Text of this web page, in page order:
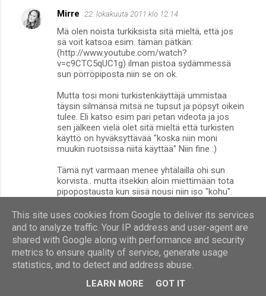
Mirre 22. lokakuuta 2011 klo 12.14
Mä olen noista turkiksista sitä mieltä, että jos
sä voit katsoa esim. tämän pätkän:
(http://www.youtube.com/watch?
v=c9CTC5qUC1g) ilman pistoa sydämmessä
sun pörröpiposta niin se on ok.
Mutta tosi moni turkistenkäyttäjä ummistaa
täysin silmänsä mitsä ne tupsut ja pöpsyt oikein
tulee. Eli katso esim pari petan videota ja jos
sen jälkeen vielä olet sitä mieltä että turkisten
käyttö on hyväksyttävää "koska niin moni
muukin ruotsissa niitä käyttää" Niin fine :)
Tämä nyt varmaan menee yhtälailla ohi sun
korvista.. mutta itsekkin aloin miettimään tota
pipopostausta kun siisä nousi niin iso "kohu".
Anonyymi 24. lokakuuta 2011 klo 10.52
hohhoh naurahdin kyllä ton anonyymin
kommentille.."Lihansyönti ei ole yhtään sen
vähän että kumpi on tärkeämpi asia, ruoka vai
This site uses cookies from Google to deliver its services
and to analyze traffic. Your IP address and user-agent are
shared with Google along with performance and security
metrics to ensure quality of service, generate usage
statistics, and to detect and address abuse.
LEARN MORE GOT IT